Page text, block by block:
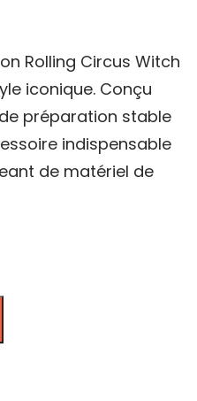
Rolling Circus Witch
iconique. Conçu
préparation stable
indispensable
de matériel de